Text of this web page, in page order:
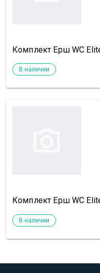
Комплект Ерш WC
В наличии
Комплект Ерш WC
В наличии